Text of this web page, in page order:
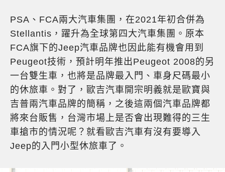
PSA、FCA兩大汽車集團，在2021年初合併為
Stellantis，躍升為全球第四大汽車集團。原本
FCA旗下的Jeep汽車品牌也因此能有機會用到
Peugeot技術，預計明年推出Peugeot 2008的另
一台雙生車，也將是品牌最入門、車身尺碼最小
的休旅車。對了，歐吉汽車開宗明義就是歐寶與
吉普兩汽車品牌的簡稱，之後這兩個汽車品牌都
將來台販售，台灣市場上是否會出現難得的三生
車搶市的情況呢？就看歐吉汽車有沒有要導入
Jeep的入門小型休旅車了。